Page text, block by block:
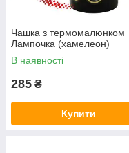
Чашка з термомалюнком
Лампочка (хамелеон)
В наявності
285 ₴
Купити